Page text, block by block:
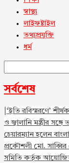
স্বাস্থ্য
লাইফষ্টাইল
তথ্যপ্রযুক্তি
ধর্ম
সর্বশেষ
‘ইতি রবিস্মরণে’
ও জ্বালানি মন্ত্রীর
চেয়ারম্যান হলেন
প্রকৌশলী মো. সাব্বির
সমিতি কর্তৃক আয়োজিত